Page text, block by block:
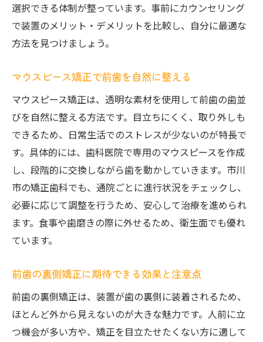
選択できる体制が整っています。事前にカウンセリング
で装置のメリット・デメリットを比較し、自分に最適な
方法を見つけましょう。
マウスピース矯正で前歯を自然に整える
マウスピース矯正は、透明な素材を使用して前歯の歯並
びを自然に整える方法です。目立ちにくく、取り外しも
できるため、日常生活でのストレスが少ないのが特長で
す。具体的には、歯科医院で専用のマウスピースを作成
し、段階的に交換しながら歯を動かしていきます。市川
市の矯正歯科でも、通院ごとに進行状況をチェックし、
必要に応じて調整を行うため、安心して治療を進められ
ます。食事や歯磨きの際に外せるため、衛生面でも優れ
ています。
前歯の裏側矯正に期待できる効果と注意点
前歯の裏側矯正は、装置が歯の裏側に装着されるため、
ほとんど外から見えないのが大きな魅力です。人前に立
つ機会が多い方や、矯正を目立たせたくない方に適して